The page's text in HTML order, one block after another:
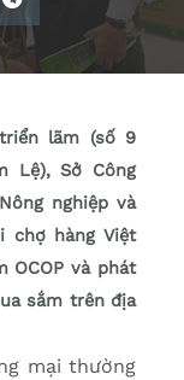
lãm (số 9
Lệ), Sở Công
nghiệp và
chợ hàng Việt
OCOP và phát
sắm trên địa
mại thường